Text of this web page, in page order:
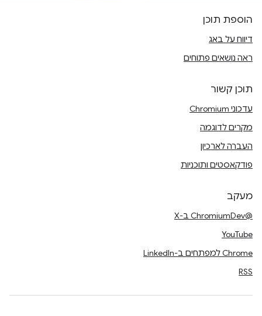
הוספת תוכן
דיווח על באג
ראה נושאים פתוחים
תוכן קשור
עדכוני Chromium
מקרים לדוגמה
העברה לארכיון
פודקאסטים ותוכניות
מעקב
@ChromiumDev ב-X
YouTube
Chrome למפתחים ב-LinkedIn
RSS